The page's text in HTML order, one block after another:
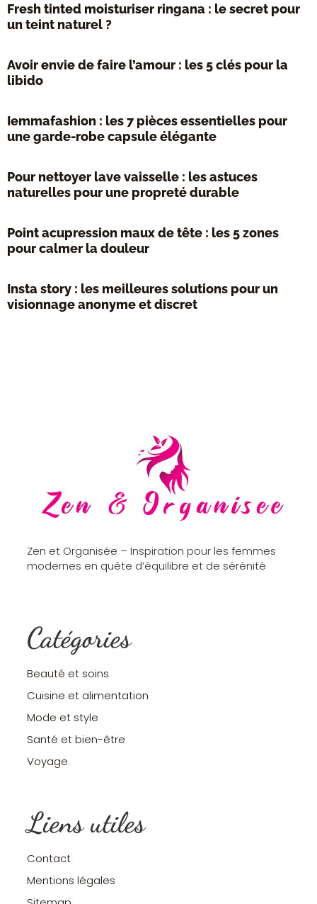
Fresh tinted moisturiser ringana : le secret pour
un teint naturel ?
Avoir envie de faire l’amour : les 5 clés pour la
libido
Iemmafashion : les 7 pièces essentielles pour
une garde-robe capsule élégante
Pour nettoyer lave vaisselle : les astuces
naturelles pour une propreté durable
Point acupression maux de tête : les 5 zones
pour calmer la douleur
Insta story : les meilleures solutions pour un
visionnage anonyme et discret
Zen et Organisée – Inspiration pour les femmes
modernes en quête d’équilibre et de sérénité
Catégories
Beauté et soins
Cuisine et alimentation
Mode et style
Santé et bien-être
Voyage
Liens utiles
Contact
Mentions légales